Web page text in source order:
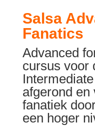
Salsa
Fanatics
Advanced
cursus voor
afgerond en
fanatiek
een hoger